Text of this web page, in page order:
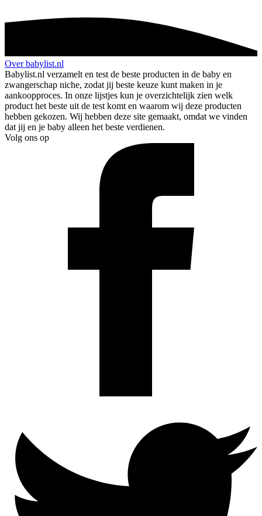
Over babylist.nl
Babylist.nl verzamelt en test de beste producten in de baby en
zwangerschap niche, zodat jij beste keuze kunt maken in je
aankoopproces. In onze lijstjes kun je overzichtelijk zien welk
product het beste uit de test komt en waarom wij deze producten
hebben gekozen. Wij hebben deze site gemaakt, omdat we vinden
dat jij en je baby alleen het beste verdienen.
Volg ons op